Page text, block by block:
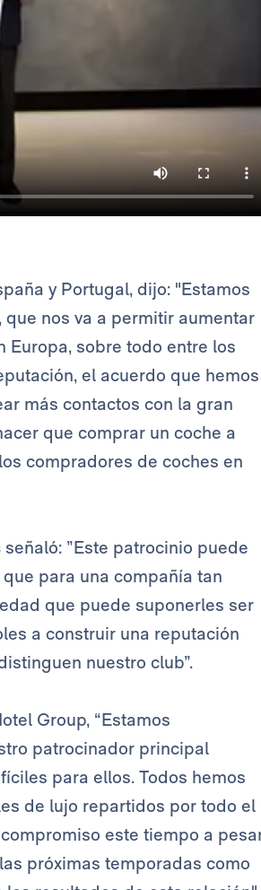
y Portugal, dijo: "Estamos
nos va a permitir aumentar
Europa, sobre todo entre los
el acuerdo que hemos
más contactos con la gran
que comprar un coche a
compradores de coches en
señaló: ”Este patrocinio puede
para una compañía tan
que puede suponerles ser
a construir una reputación
nuestro club”.
Group, “Estamos
patrocinador principal
para ellos. Todos hemos
de lujo repartidos por todo el
este tiempo a
próximas temporadas como